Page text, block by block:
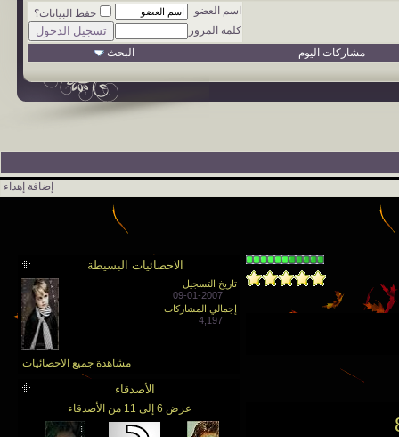
اسم العضو
حفظ البيانات؟
كلمة المرور
مشاركات اليوم
البحث
إضافة إهداء
الاحصائيات البسيطة
تاريخ التسجيل
09-01-2007
إجمالي المشاركات
4,197
مشاهدة جميع الاحصائيات
الأصدقاء
عرض 6 إلى 11 من الأصدقاء